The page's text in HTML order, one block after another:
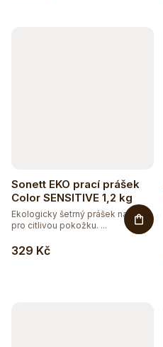
Sonett EKO prací prášek
Color SENSITIVE 1,2 kg
329 Kč
Ekologicky šetrný prášek na praní
pro citlivou pokožku. ...
Těžko po jídle?